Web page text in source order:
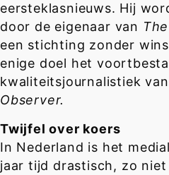
eersteklasnieuws. Hij
door de eigenaar van
een stichting zonder
enige doel het
kwaliteitsjournalistiek van
Observer.
Twijfel over koers
In Nederland is het
jaar tijd drastisch, zo niet